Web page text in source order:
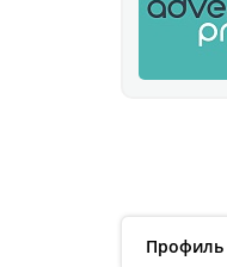
Профиль